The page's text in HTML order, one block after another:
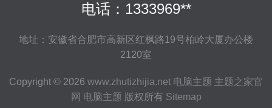
电话：1333969**
地址：安徽省合肥市高新区红枫路19号柏岭大厦办公楼
2120室
Copyright © 2026 www.zhutizhijia.net 电脑主题 主题之家官
网 电脑主题 版权所有 Sitemap